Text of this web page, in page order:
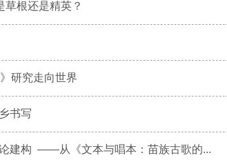
草根还是精英？
研究走向世界
书写
建构 ——从《文本与唱本：苗族古歌的...